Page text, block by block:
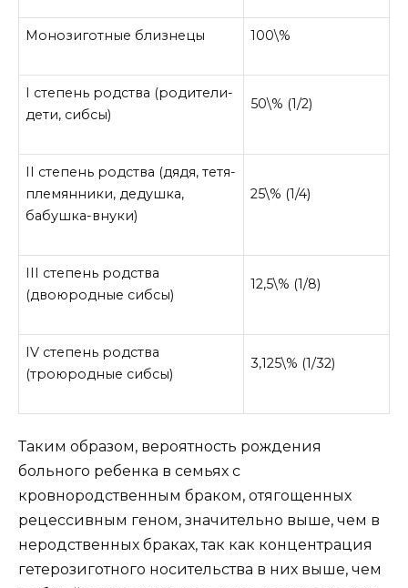
Монозиготные близнецы 100\%
I степень родства (родители-
дети, сибсы)
50\% (1/2)
II степень родства (дядя, тетя-
племянники, дедушка,
бабушка-внуки)
25\% (1/4)
III степень родства
(двоюродные сибсы)
12,5\% (1/8)
IV степень родства
(троюродные сибсы)
3,125\% (1/32)
Таким образом, вероятность рождения
больного ребенка в семьях с
кровнородственным браком, отягощенных
рецессивным геном, значительно выше, чем в
неродственных браках, так как концентрация
гетерозиготного носительства в них выше, чем